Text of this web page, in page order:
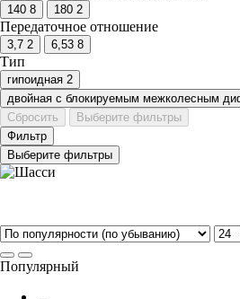
140 8 180 2
Передаточное отношение
3,7 2 6,53 8
Тип
гипоидная 2
двойная с блокируемым межколесным
Сбросить
Выберите фильтры
Фильтр
Выберите фильтры
Популярный